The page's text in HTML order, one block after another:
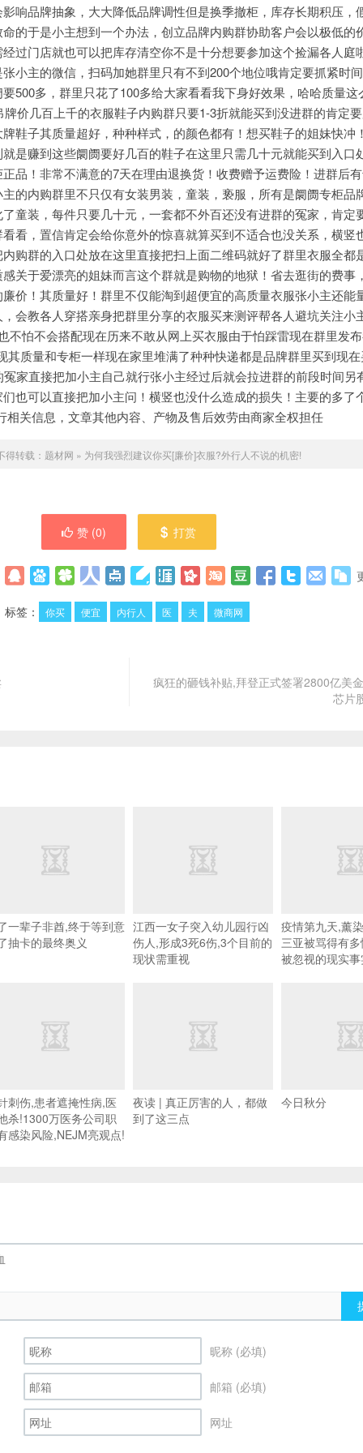
响品牌抽象，大大降低品牌调性但是换季撤柜，库存长期积压，
的于是小主想到一个办法，创立品牌内购群协助客户会以极低的
过门店就也可以把库存清空你不是十分想要参加这个捡漏各人庭
小主的微信，扫码加她群里只有不到200个地位哦肯定要抓紧时
500多，群里只花了100多给大家看看我下身好效果，哈哈质量这
价几百上千的衣服鞋子内购群只要1-3折就能买到没进群的肯定
鞋子其质量超好，种种样式，的颜色都有！想买鞋子的姐妹快冲
是赚到这些阛阓要好几百的鞋子在这里只需几十元就能买到入口
品！非常不满意的7天在理由退换货！收费赠予运费险！进群后
的内购群里不只仅有女装男装，童装，亵服，所有是阛阓专柜品
童装，每件只要几十元，一套都不外百还没有进群的冤家，肯定
看，置信肯定会给你意外的惊喜就算买到不适合也没关系，横竖
购群的入口处放在这里直接把扫上面二维码就好了群里衣服全都
关于爱漂亮的姐妹而言这个群就是购物的地狱！省去逛街的费事
价！其质量好！群里不仅能淘到超便宜的高质量衣服张小主还能
会教各人穿搭亲身把群里分享的衣服买来测评帮各人避坑关注小
不怕不会搭配现在历来不敢从网上买衣服由于怕踩雷现在群里发
其质量和专柜一样现在家里堆满了种种快递都是品牌群里买到现
家直接把加小主自己就行张小主经过后就会拉进群的前段时间另
也可以直接把加小主问！横竖也没什么造成的损失！主要的多了
相关信息，文章其他内容、产物及售后效劳由商家全权担任
得转载： 题材网 » 为何我强烈建议你买[廉价]衣服?外行人不说的机密!
赞 (0) 打赏
标签： 你买 便宜 内行人 医 夫 微商网
疯狂的砸钱补贴,拜登正式签署2800亿美
芯片
一辈子非酋,终于等到意
抽卡的最终奥义
江西一女子突入幼儿园行凶
伤人,形成3死6伤,3个目前的
现状需重视
疫情第九天,薰
三亚被骂得有
被忽视的现实
刺伤,患者遮掩性病,医
杀!1300万医务公司职
感染风险,NEJM亮观点!
夜读 | 真正厉害的人，都做
到了这三点
今日秋分
昵称 (必填)
邮箱 (必填)
网址